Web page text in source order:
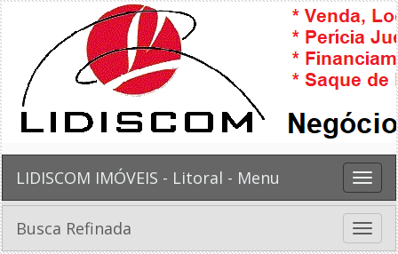
Toggle
LIDISCOM IMÓVEIS - Litoral - Menu
Toggle
Busca Refinada